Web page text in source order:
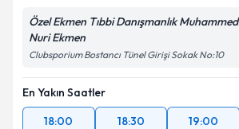
Özel Ekmen Tıbbi Danışmanlık Muhammed
Nuri Ekmen
Clubsporium Bostancı Tünel Girişi Sokak No:10
En Yakın Saatler
18:00
18:30 19:00